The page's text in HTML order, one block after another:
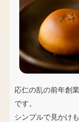
応仁の乱の前年創
です。
シンプルで見かけ